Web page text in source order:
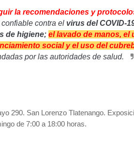
la recomendaciones y
contra el virus del COVID-
de higiene; el lavado de manos, el
social y el uso del
por las autoridades de salud.
290. San Lorenzo Tlatenango.
de 7:00 a 18:00 horas.